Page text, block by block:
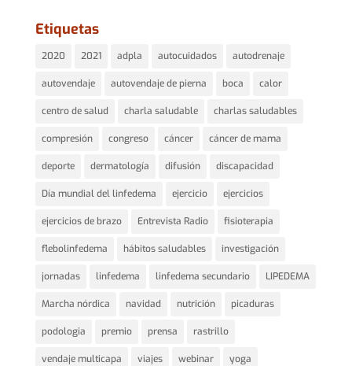
Etiquetas
2020 2021 adpla autocuidados autodrenaje
autovendaje autovendaje de pierna boca calor
centro de salud charla saludable charlas saludables
compresión congreso cáncer cáncer de mama
deporte dermatología difusión discapacidad
Día mundial del linfedema ejercicio ejercicios
ejercicios de brazo Entrevista Radio fisioterapia
flebolinfedema hábitos saludables investigación
jornadas linfedema linfedema secundario LIPEDEMA
Marcha nórdica navidad nutrición picaduras
podologia premio prensa rastrillo
vendaje multicapa viajes webinar yoga